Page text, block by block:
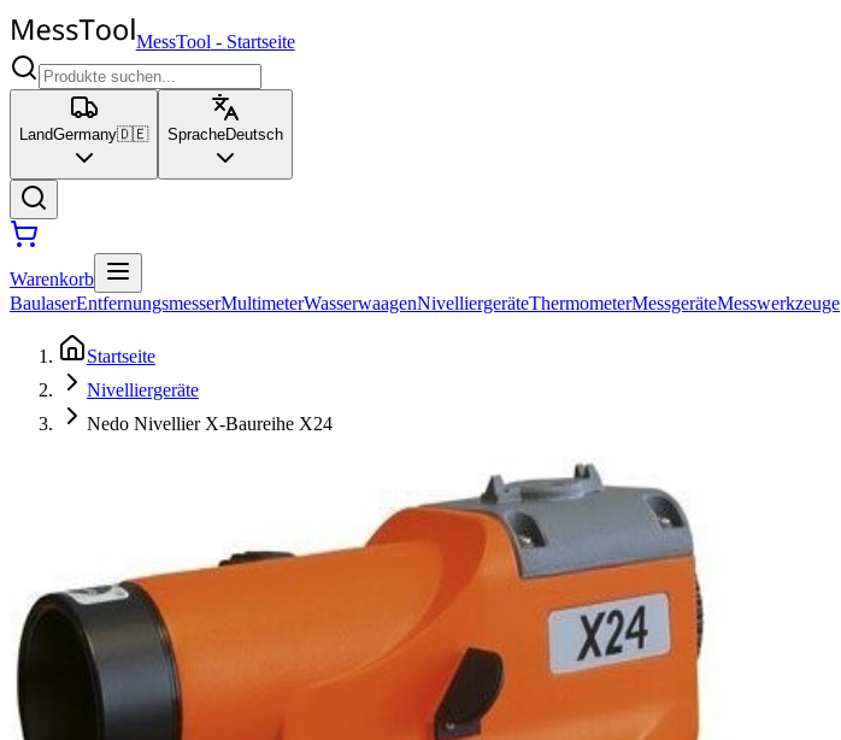
MessTool - Startseite
LandGermany🇩🇪 SpracheDeutsch
Warenkorb
BaulaserEntfernungsmesserMultimeterWasserwaagenNivelliergeräteThermometerMessgeräteMesswerkzeuge
Startseite
Nivelliergeräte
Nedo Nivellier X-Baureihe X24